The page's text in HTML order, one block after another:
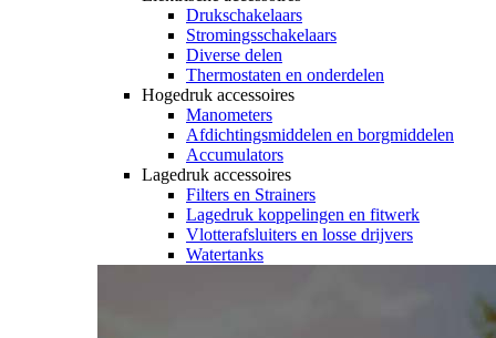
Drukschakelaars
Stromingsschakelaars
Diverse delen
Thermostaten en onderdelen
Hogedruk accessoires
Manometers
Afdichtingsmiddelen en borgmiddelen
Accumulators
Lagedruk accessoires
Filters en Strainers
Lagedruk koppelingen en fitwerk
Vlotterafsluiters en losse drijvers
Watertanks